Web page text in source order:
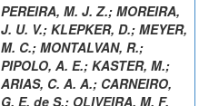
PEREIRA, M. J. Z.; MOREIRA,
J. U. V.; KLEPKER, D.; MEYER,
M. C.; MONTALVAN, R.;
PIPOLO, A. E.; KASTER, M.;
ARIAS, C. A. A.; CARNEIRO,
G. E. de S.; OLIVEIRA, M. F.